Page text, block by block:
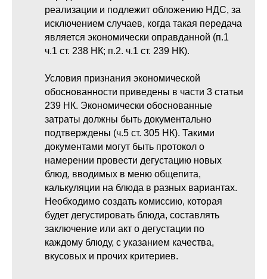
реализации и подлежит обложению НДС, за
исключением случаев, когда такая передача
является экономически оправданной (п.1
ч.1 ст. 238 НК; п.2. ч.1 ст. 239 НК).
Условия признания экономической
обоснованности приведены в части 3 статьи
239 НК. Экономически обоснованные
затраты должны быть документально
подтверждены (ч.5 ст. 305 НК). Такими
документами могут быть протокол о
намерении провести дегустацию новых
блюд, вводимых в меню общепита,
калькуляции на блюда в разных вариантах.
Необходимо создать комиссию, которая
будет дегустировать блюда, составлять
заключение или акт о дегустации по
каждому блюду, с указанием качества,
вкусовых и прочих критериев.